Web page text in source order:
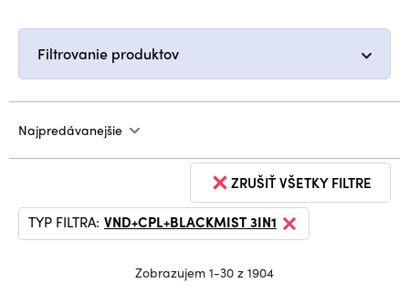
Filtrovanie produktov
Najpredávanejšie
ZRUŠIŤ VŠETKY FILTRE
TYP FILTRA: VND+CPL+BLACKMIST 3IN1
Zobrazujem 1-30 z 1904